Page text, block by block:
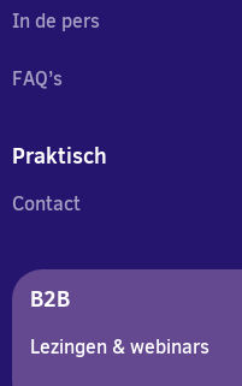
In de pers
FAQ’s
Praktisch
Contact
B2B
Lezingen & webinars